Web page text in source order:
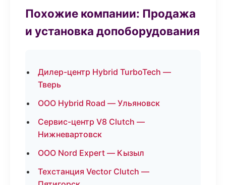
Похожие компании: Продажа
и установка допоборудования
Дилер-центр Hybrid TurboTech —
Тверь
ООО Hybrid Road — Ульяновск
Сервис-центр V8 Clutch —
Нижневартовск
ООО Nord Expert — Кызыл
Техстанция Vector Clutch —